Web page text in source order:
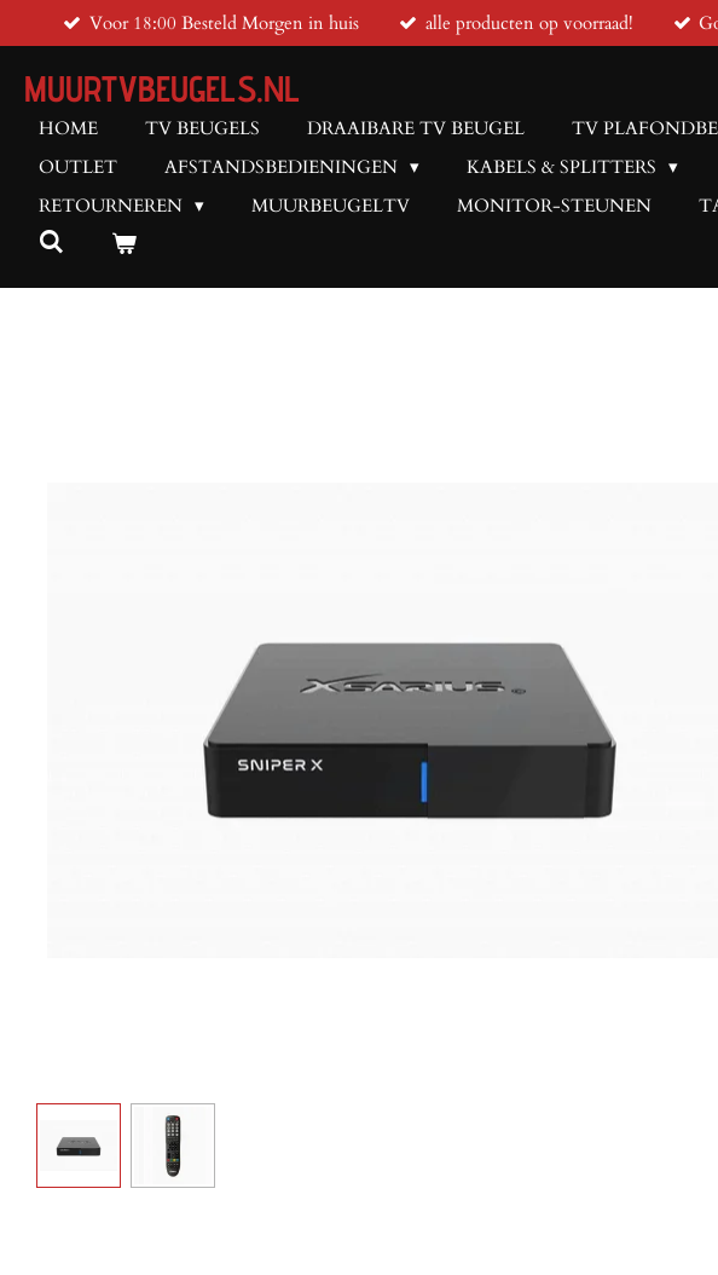
direct
naar
de
hoofdinhoud
Voor 18:00 Besteld Morgen in huis alle producten op voorraad!
MUURTVBEUGELS.NL
HOME TV BEUGELS DRAAIBARE TV BEUGEL TV
OUTLET
AFSTANDSBEDIENINGEN KABELS & SPLITTERS
RETOURNEREN
MUURBEUGELTV MONITOR-STEUNEN